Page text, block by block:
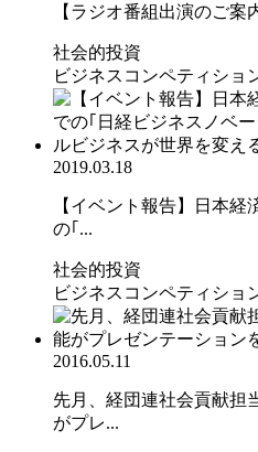
【ラジオ番組出演のご案
社会的投資
ビジネスコンペティショ
2019.03.18
【イベント報告】日本
の｢...
社会的投資
ビジネスコンペティショ
2016.05.11
先月、経団連社会貢献担
がプレ...